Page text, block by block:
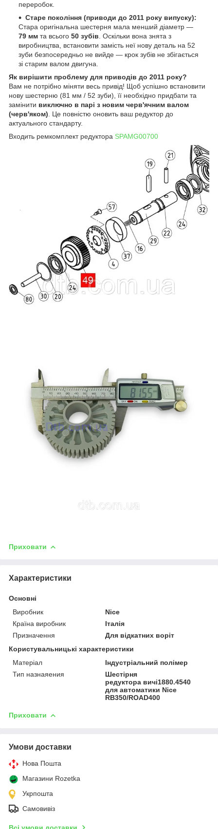
переробок.
Старе покоління (приводи до 2011 року випуску):
Стара оригінальна шестерня мала менший діаметр —
79 мм та всього 50 зубів. Оскільки вона знята з
виробництва, встановити замість неї нову деталь на 52
зуби безпосередньо не вийде — крок зубів не збігається
зі старим валом двигуна.
Як вирішити проблему для приводів до 2011 року?
Вам не потрібно міняти весь привід! Щоб успішно встановити
нову шестерню (81 мм / 52 зуби), її необхідно придбати та
замінити виключно в парі з новим черв'ячним валом
(черв'яком). Це повністю оновить ваш редуктор до
актуального стандарту.
Входить ремкомплект редуктора SPAMG00700
Приховати
Характеристики
Основні
Виробник
Nice
Країна виробник
Італія
Призначення
Для відкатних воріт
Користувальницькі характеристики
Матеріал
Індустріальний полімер
Тип назнаяения
Шестірня
редуктора вичі1880.4540
для автоматики Nice
RB350/ROAD400
Приховати
Умови доставки
Нова Пошта
Магазини Rozetka
Укрпошта
Самовивіз